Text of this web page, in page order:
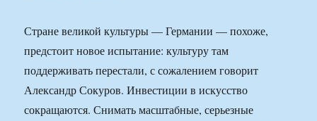
Стране великой культуры — Германии — похоже,
предстоит новое испытание: культуру там
поддерживать перестали, с сожалением говорит
Александр Сокуров. Инвестиции в искусство
сокращаются. Снимать масштабные, серьезные